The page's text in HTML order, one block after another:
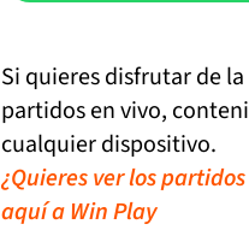
Si quieres disfrutar de
partidos en vivo,
cualquier dispositivo.
¿Quieres ver los
aquí a Win Play